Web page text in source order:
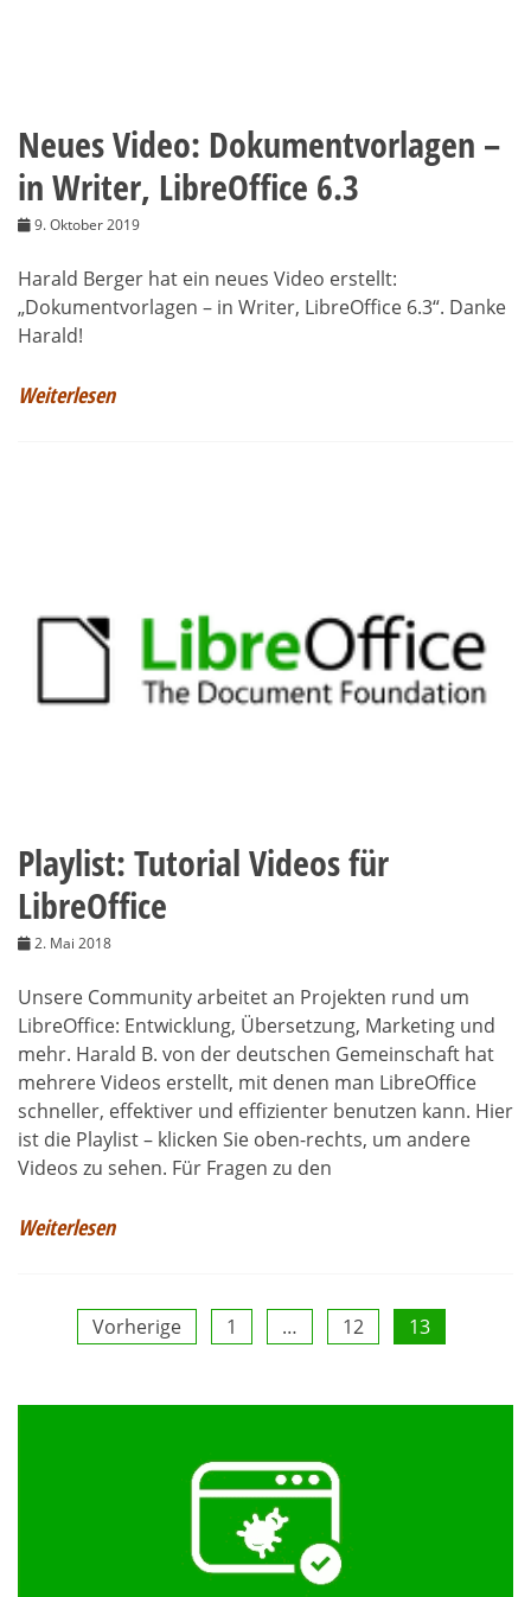
Neues Video: Dokumentvorlagen –
in Writer, LibreOffice 6.3
9. Oktober 2019
Harald Berger hat ein neues Video erstellt:
„Dokumentvorlagen – in Writer, LibreOffice 6.3“. Danke
Harald!
Weiterlesen
Playlist: Tutorial Videos für
LibreOffice
2. Mai 2018
Unsere Community arbeitet an Projekten rund um
LibreOffice: Entwicklung, Übersetzung, Marketing und
mehr. Harald B. von der deutschen Gemeinschaft hat
mehrere Videos erstellt, mit denen man LibreOffice
schneller, effektiver und effizienter benutzen kann. Hier
ist die Playlist – klicken Sie oben-rechts, um andere
Videos zu sehen. Für Fragen zu den
Weiterlesen
Seitennummerierung
der
Vorherige 1 … 12 13